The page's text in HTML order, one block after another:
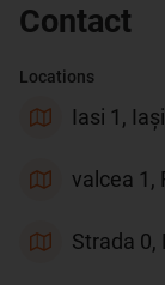
Contact
Locations
Iasi 1,
valcea 1,
Strada 0,